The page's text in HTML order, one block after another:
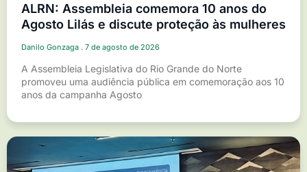
ALRN: Assembleia comemora 10 anos do
Agosto Lilás e discute proteção às mulheres
Danilo Gonzaga 7 de agosto de 2026
A Assembleia Legislativa do Rio Grande do Norte
promoveu uma audiência pública em comemoração aos 10
anos da campanha Agosto